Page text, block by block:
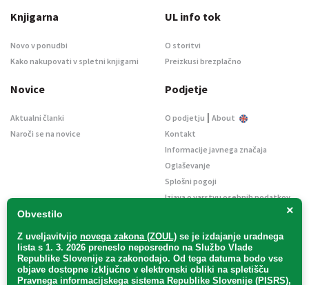
×
Obvestilo
Z uveljavitvijo novega zakona (ZOUL) se je izdajanje uradnega
lista s 1. 3. 2026 preneslo neposredno na Službo Vlade
Republike Slovenije za zakonodajo. Od tega datuma bodo vse
objave dostopne izključno v elektronski obliki na spletišču
Pravnega informacijskega sistema Republike Slovenije (PISRS),
Knjigarna
Novo v ponudbi
Kako nakupovati v spletni knjigarni
UL info tok
O storitvi
Preizkusi brezplačno
Novice
Aktualni članki
Naroči se na novice
Podjetje
O podjetju | About
Kontakt
Informacije javnega značaja
Oglaševanje
Splošni pogoji
Izjava o varstvu osebnih podatkov